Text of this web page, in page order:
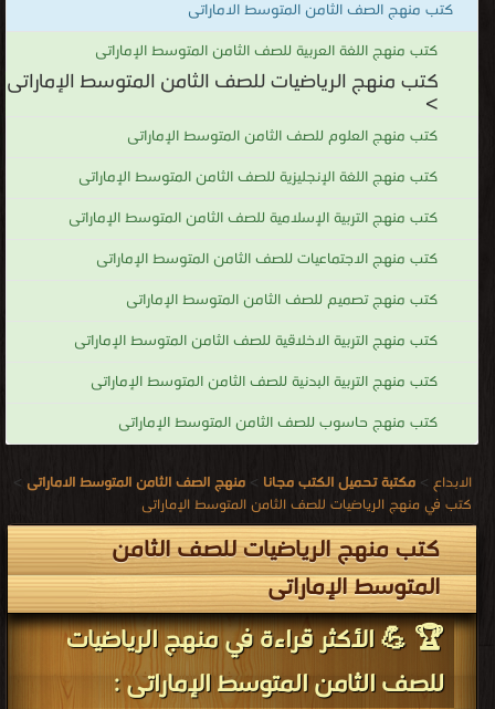
كتب منهج الصف الثامن المتوسط الاماراتى
كتب منهج اللغة العربية للصف الثامن المتوسط الإماراتى
كتب منهج الرياضيات للصف الثامن المتوسط الإماراتى
>
كتب منهج العلوم للصف الثامن المتوسط الإماراتى
كتب منهج اللغة الإنجليزية للصف الثامن المتوسط الإماراتى
كتب منهج التربية الإسلامية للصف الثامن المتوسط الإماراتى
كتب منهج الاجتماعيات للصف الثامن المتوسط الإماراتى
كتب منهج تصميم للصف الثامن المتوسط الإماراتى
كتب منهج التربية الاخلاقية للصف الثامن المتوسط الإماراتى
كتب منهج التربية البدنية للصف الثامن المتوسط الإماراتى
كتب منهج حاسوب للصف الثامن المتوسط الإماراتى
الابداع > مكتبة تحميل الكتب مجانا > منهج الصف الثامن المتوسط الاماراتى >
كتب في منهج الرياضيات للصف الثامن المتوسط الإماراتى
كتب منهج الرياضيات للصف الثامن
المتوسط الإماراتى
🏆 💪 الأكثر قراءة في منهج الرياضيات
للصف الثامن المتوسط الإماراتى :